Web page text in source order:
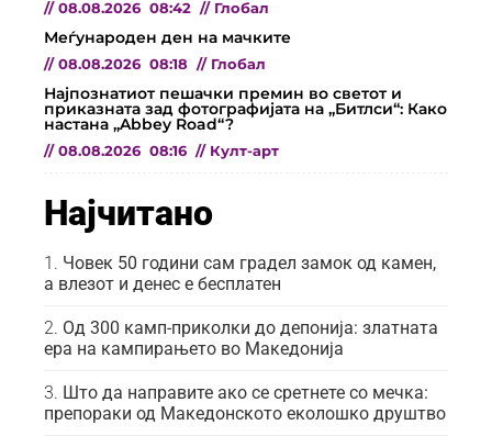
// 08.08.2026 08:42 // Глобал
Меѓународен ден на мачките
// 08.08.2026 08:18 // Глобал
Најпознатиот пешачки премин во светот и
приказната зад фотографијата на „Битлси“: Како
настана „Abbey Road“?
// 08.08.2026 08:16 // Култ-арт
Најчитано
Човек 50 години сам градел замок од камен,
а влезот и денес е бесплатен
Од 300 камп-приколки до депонија: златната
ера на кампирањето во Македонија
Што да направите ако се сретнете со мечка:
препораки од Македонското еколошко друштво